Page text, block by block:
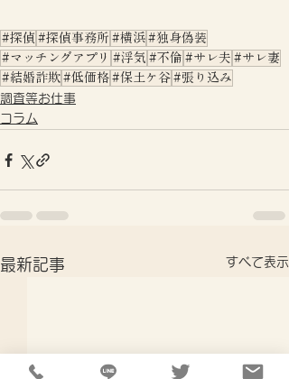
#探偵 #探偵事務所 #横浜 #独身偽装
#マッチングアプリ #浮気 #不倫 #サレ夫 #サレ妻
#結婚詐欺 #低価格 #保土ケ谷 #張り込み
調査等お仕事
コラム
最新記事 すべて表示